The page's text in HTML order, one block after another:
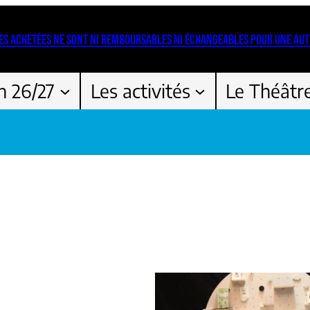
ACHETÉES NE SONT NI REMBOURSABLES NI ÉCHANGEABLES POUR UNE
26/27 Les activités Le